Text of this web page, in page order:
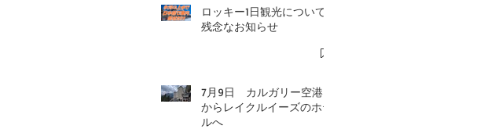
ロッキー1日観光について-
残念なお知らせ
7月9日 カルガリー空港
からレイクルイーズのホテ
ルへ